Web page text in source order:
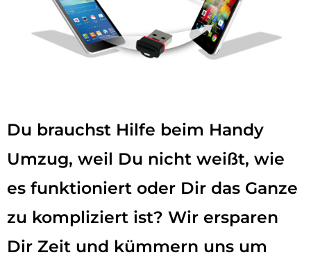
Du brauchst Hilfe beim Handy
Umzug, weil Du nicht weißt, wie
es funktioniert oder Dir das Ganze
zu kompliziert ist? Wir ersparen
Dir Zeit und kümmern uns um